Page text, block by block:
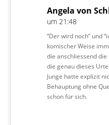
Angela von
um 21:48
“Der wird noch” und
komischer Weise
die anschliessend
die genau dieses
Junge hatte explizit
Behauptung ohne
schon für sich.